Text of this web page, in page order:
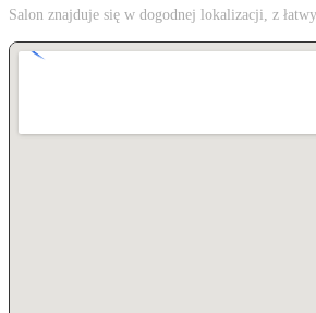
Salon znajduje się w dogodnej lokalizacji, z